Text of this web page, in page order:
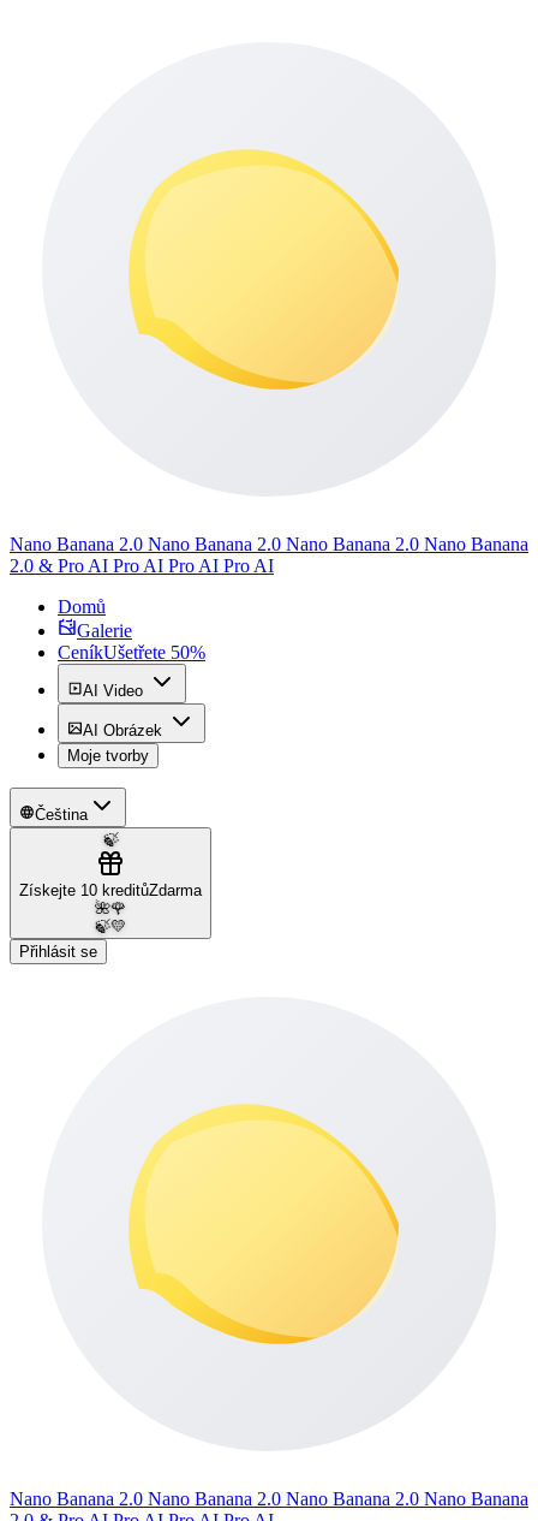
Nano Banana 2.0 Nano Banana 2.0 Nano Banana 2.0 Nano Banana
2.0 & Pro AI Pro AI Pro AI Pro AI
Domů
Galerie
CeníkUšetřete 50%
AI Video
AI Obrázek
Moje tvorby
Čeština
🍃
Získejte 10 kreditůZdarma
🌺🌹
🍃💛
Přihlásit se
Nano Banana 2.0 Nano Banana 2.0 Nano Banana 2.0 Nano Banana